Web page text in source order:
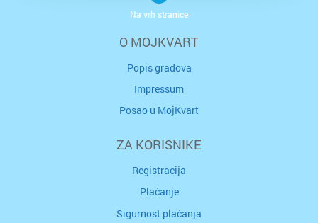
O MOJKVART
Popis gradova
Impressum
Posao u MojKvart
ZA KORISNIKE
Registracija
Plaćanje
Sigurnost plaćanja
Na vrh stranice